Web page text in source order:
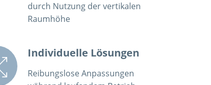
durch Nutzung der vertikalen
Raumhöhe
Individuelle Lösungen
Reibungslose Anpassungen